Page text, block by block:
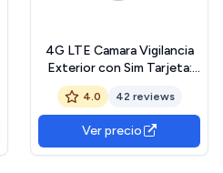
4G LTE Camara Vigilancia
Exterior con Sim Tarjeta:
2K HD Camara Seguridad
Exterior con Visión
Nocturna Color Detección
Humana PIR Alarmas para
Casa IP65 - Cable
4.0 42 reviews
Ver precio